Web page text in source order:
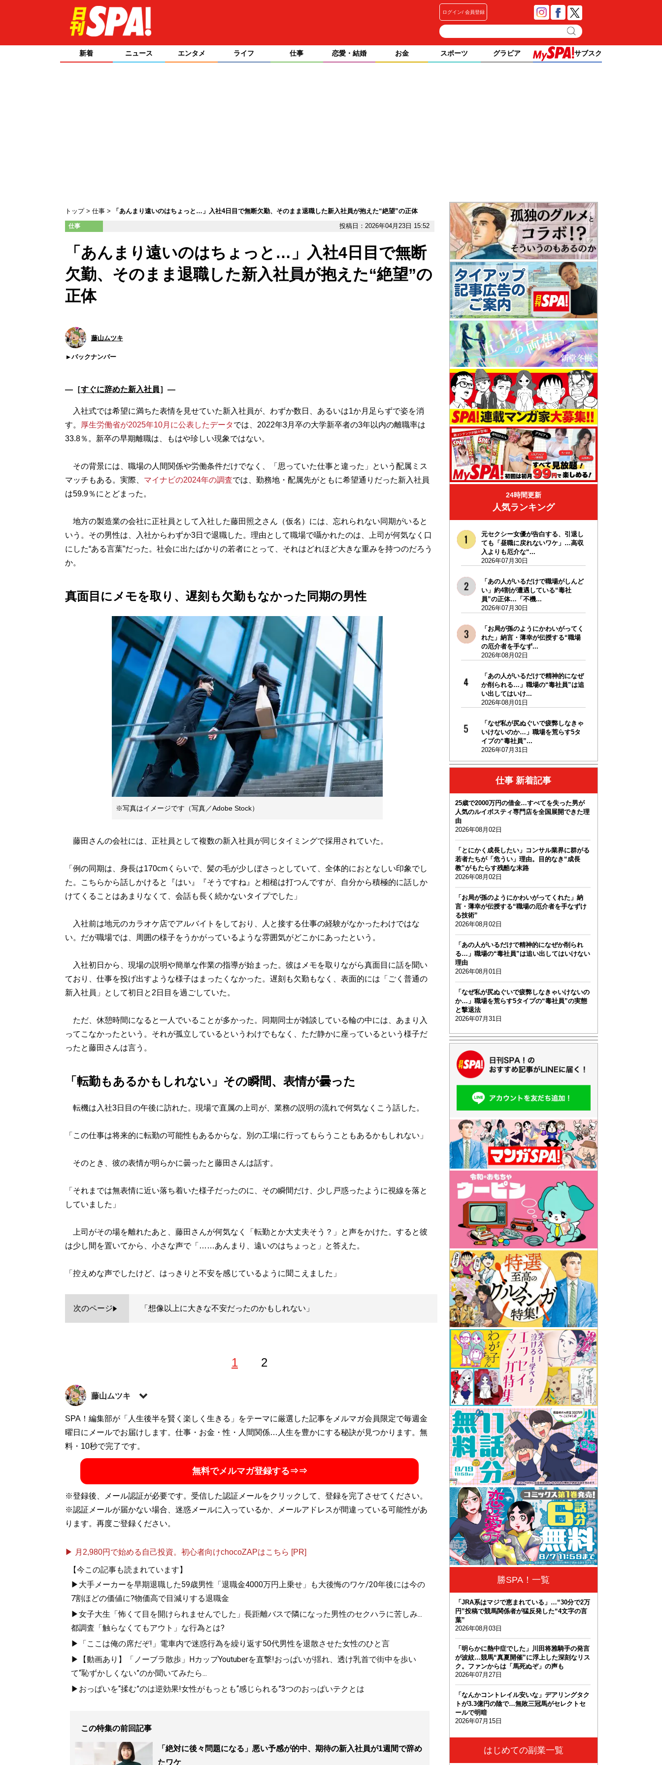
ログイン 会員登録
新着 ニュース エンタメ ライフ 仕事 恋愛・結婚 お金 スポーツ グラビア サブスク
トップ 仕事 「あんまり遠いのはちょっと…」入社4日目で無断欠勤、そのまま退職した新入社員が抱えた“絶望”の正体
仕事 投稿日：2026年04月23日 15:52
「あんまり遠いのはちょっと…」入社4日目で無断
欠勤、そのまま退職した新入社員が抱えた“絶望”の
正体
藤山ムツキ
バックナンバー
―［すぐに辞めた新入社員］―
入社式では希望に満ちた表情を見せていた新入社員が、わずか数日、あるいは1か月足らずで姿を消
す。
厚生労働省が2025年10月に公表したデータでは、2022年3月卒の大学新卒者の3年以内の離職率は
33.8％。新卒の早期離職は、もはや珍しい現象ではない。
その背景には、職場の人間関係や労働条件だけでなく、「思っていた仕事と違った」という配属ミス
マッチもある。実際、 マイナビの2024年の調査では、勤務地・配属先がともに希望通りだった新入社員
は59.9％にとどまった。
地方の製造業の会社に正社員として入社した藤田照之さん（仮名）には、忘れられない同期がいると
いう。その男性は、入社からわずか3日で退職した。理由として職場で囁かれたのは、上司が何気なく口
にした“ある言葉”だった。社会に出たばかりの若者にとって、それはどれほど大きな重みを持つのだろう
か。
真面目にメモを取り、遅刻も欠勤もなかった同期の男性
※写真はイメージです（写真／Adobe Stock）
藤田さんの会社には、正社員として複数の新入社員が同じタイミングで採用されていた。
「例の同期は、身長は170cmくらいで、髪の毛が少しぼさっとしていて、全体的におとなしい印象でし
た。こちらから話しかけると『はい』『そうですね』と相槌は打つんですが、自分から積極的に話しか
けてくることはあまりなくて、会話も長く続かないタイプでした」
入社前は地元のカラオケ店でアルバイトをしており、人と接する仕事の経験がなかったわけではな
い。だが職場では、周囲の様子をうかがっているような雰囲気がどこかにあったという。
入社初日から、現場の説明や簡単な作業の指導が始まった。彼はメモを取りながら真面目に話を聞い
ており、仕事を投げ出すような様子はまったくなかった。遅刻も欠勤もなく、表面的には「ごく普通の
新入社員」として初日と2日目を過ごしていた。
ただ、休憩時間になると一人でいることが多かった。同期同士が雑談している輪の中には、あまり入
ってこなかったという。それが孤立しているというわけでもなく、ただ静かに座っているという様子だ
ったと藤田さんは言う。
「転勤もあるかもしれない」その瞬間、表情が曇った
転機は入社3日目の午後に訪れた。現場で直属の上司が、業務の説明の流れで何気なくこう話した。
「この仕事は将来的に転勤の可能性もあるからな。別の工場に行ってもらうこともあるかもしれない」
そのとき、彼の表情が明らかに曇ったと藤田さんは話す。
「それまでは無表情に近い落ち着いた様子だったのに、その瞬間だけ、少し戸惑ったように視線を落と
していました」
上司がその場を離れたあと、藤田さんが何気なく「転勤とか大丈夫そう？」と声をかけた。すると彼
は少し間を置いてから、小さな声で「……あんまり、遠いのはちょっと」と答えた。
「控えめな声でしたけど、はっきりと不安を感じているように聞こえました」
次のページ 「想像以上に大きな不安だったのかもしれない」
1 2
藤山ムツキ
編集者・ライター・旅行作家。取材や執筆、原稿整理、コンビニへの買い出しから芸能人のゴーストラ
イターまで、メディアまわりの超“何でも屋”です。著書に『海外アングラ旅行』『実録！いかがわしい経
験をしまくってみました
ナビ』シリーズほか多数。X（旧Twitter）：@gold_gogogo
SPA！編集部が「人生後半を賢く楽しく生きる」をテーマに厳選した記事をメルマガ会員限定で毎週金
曜日にメールでお届けします。仕事・お金・性・人間関係…人生を豊かにする秘訣が見つかります。無
料・10秒で完了です。
無料でメルマガ登録する⇒⇒
※登録後、メール認証が必要です。受信した認証メールをクリックして、登録を完了させてください。
※認証メールが届かない場合、迷惑メールに入っているか、メールアドレスが間違っている可能性があ
ります。再度ご登録ください。
▶ 月2,980円で始める自己投資。初心者向けchocoZAPはこちら [PR]
【今この記事も読まれています】
▶大手メーカーを早期退職した59歳男性「退職金4000万円上乗せ」も大後悔のワケ/20年後には今の
7割ほどの価値に?物価高で目減りする退職金
▶女子大生「怖くて目を開けられませんでした」長距離バスで隣になった男性のセクハラに苦しみ...
都調査「触らなくてもアウト」な行為とは?
▶「ここは俺の席だぞ!」電車内で迷惑行為を繰り返す50代男性を退散させた女性のひと言
▶【動画あり】「ノーブラ散歩」HカップYoutuberを直撃!おっぱいが揺れ、透け乳首で街中を歩い
て“恥ずかしくない”のか聞いてみたら...
▶おっぱいを“揉む”のは逆効果!女性がもっとも“感じられる”3つのおっぱいテクとは
この特集の前回記事
「絶対に後々問題になる」悪い予感が的中、期待の新入社員が1週間で辞め
たワケ
24時間更新
人気ランキング
元セクシー女優が告白する、引退し
ても「昼職に戻れないワケ」…高収
入よりも厄介な“...
2026年07月30日
「あの人がいるだけで職場がしんど
い」約4割が遭遇している“毒社
員”の正体…「不機...
2026年07月30日
「お局が孫のようにかわいがってく
れた」納言・薄幸が伝授する“職場
の厄介者を手なず...
2026年08月02日
「あの人がいるだけで精神的になぜ
か削られる…」職場の“毒社員”は追
い出してはいけ...
2026年08月01日
「なぜ私が尻ぬぐいで疲弊しなきゃ
いけないのか…」職場を荒らす5タ
イプの“毒社員”...
2026年07月31日
仕事 新着記事
25歳で2000万円の借金…すべてを失った男が
人気のルイボスティ専門店を全国展開できた理
由
2026年08月02日
「とにかく成長したい」コンサル業界に群がる
若者たちが「危うい」理由。目的なき“成長
教”がもたらす残酷な末路
2026年08月02日
「お局が孫のようにかわいがってくれた」納
言・薄幸が伝授する“職場の厄介者を手なずけ
る技術”
2026年08月02日
「あの人がいるだけで精神的になぜか削られ
る…」職場の“毒社員”は追い出してはいけない
理由
2026年08月01日
「なぜ私が尻ぬぐいで疲弊しなきゃいけないの
か…」職場を荒らす5タイプの“毒社員”の実態
と撃退法
2026年07月31日
勝SPA！一覧
「JRA系はマジで恵まれている」…“30分で2万
円”投稿で競馬関係者が猛反発した“4文字の言
葉”
2026年08月03日
「明らかに熱中症でした」川田将雅騎手の発言
が波紋…競馬“真夏開催”に浮上した深刻なリス
ク。ファンからは「馬死ぬぞ」の声も
2026年07月27日
「なんかコントレイル安いな」デアリングタク
トが3.3億円の陰で…無敗三冠馬がセレクトセ
ールで明暗
2026年07月15日
はじめての副業一覧